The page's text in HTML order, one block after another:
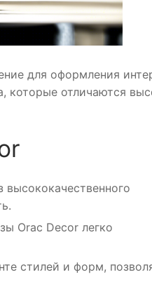
для оформления
которые отличаются
высококачественного
Orac Decor легко
стилей и форм,